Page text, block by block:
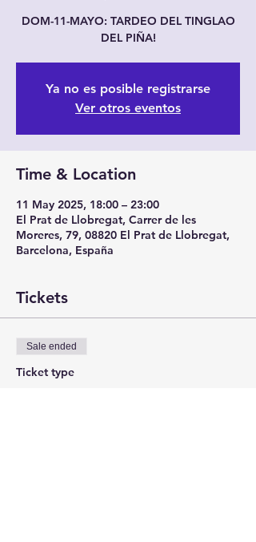
DOM-11-MAYO: TARDEO DEL TINGLAO
DEL PIÑA!
Ya no es posible registrarse
Ver otros eventos
Time & Location
11 May 2025, 18:00 – 23:00
El Prat de Llobregat, Carrer de les
Moreres, 79, 08820 El Prat de Llobregat,
Barcelona, España
Tickets
Sale ended
Ticket type